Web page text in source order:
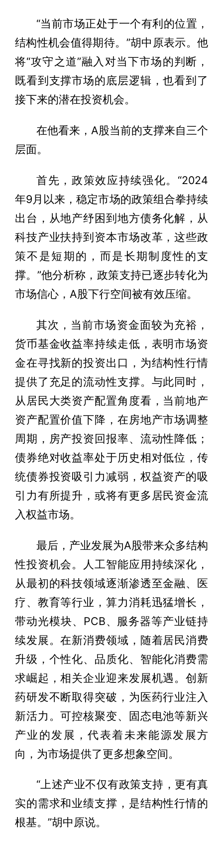
“当前市场正处于一个有利的位置，
结构性机会值得期待。”胡中原表示。他
将“攻守之道”融入对当下市场的判断，
既看到支撑市场的底层逻辑，也看到了
接下来的潜在投资机会。
在他看来，A股当前的支撑来自三个
层面。
首先，政策效应持续强化。“2024
年9月以来，稳定市场的政策组合拳持续
出台，从地产纾困到地方债务化解，从
科技产业扶持到资本市场改革，这些政
策不是短期的，而是长期制度性的支
撑。”他分析称，政策支持已逐步转化为
市场信心，A股下行空间被有效压缩。
其次，当前市场资金面较为充裕，
货币基金收益率持续走低，表明市场资
金在寻找新的投资出口，为结构性行情
提供了充足的流动性支撑。与此同时，
从居民大类资产配置角度看，当前地产
资产配置价值下降，在房地产市场调整
周期，房产投资回报率、流动性降低；
债券绝对收益率处于历史相对低位，传
统债券投资吸引力减弱，权益资产的吸
引力有所提升，或将有更多居民资金流
入权益市场。
最后，产业发展为A股带来众多结构
性投资机会。人工智能应用持续深化，
从最初的科技领域逐渐渗透至金融、医
疗、教育等行业，算力消耗迅猛增长，
带动光模块、PCB、服务器等产业链持
续发展。在新消费领域，随着居民消费
升级，个性化、品质化、智能化消费需
求崛起，相关企业迎来发展机遇。创新
药研发不断取得突破，为医药行业注入
新活力。可控核聚变、固态电池等新兴
产业的发展，代表着未来能源发展方
向，为市场提供了更多想象空间。
“上述产业不仅有政策支持，更有真
实的需求和业绩支撑，是结构性行情的
根基。”胡中原说。